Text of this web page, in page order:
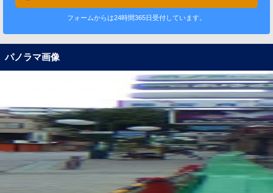
フォームからは24時間365日受付しています。
パノラマ画像